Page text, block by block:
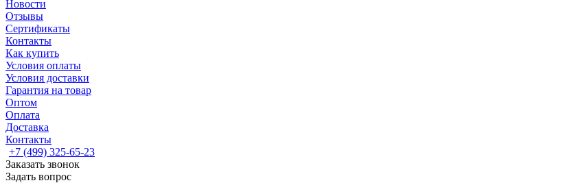
Новости
Отзывы
Сертификаты
Контакты
Как купить
Условия оплаты
Условия доставки
Гарантия на товар
Оптом
Оплата
Доставка
Контакты
+7 (499) 325-65-23
Заказать звонок
Задать вопрос